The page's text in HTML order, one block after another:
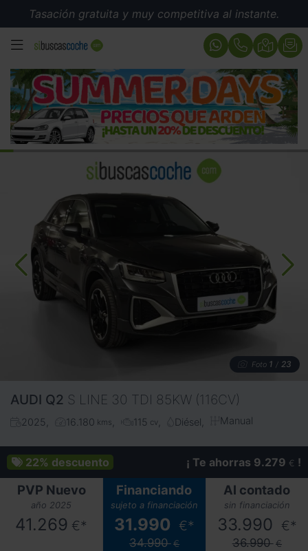
Tasación gratuita y muy competitiva al instante.
MENÚ
Foto 1 / 23
AUDI Q2 S LINE 30 TDI 85KW (116CV)
2025 16.180 kms 115 cv Diésel Manual
22% descuento ¡ Te ahorras 9.279 € !
PVP Nuevo
año 2025
41.269 €*
Financiando
sujeto a financiación
31.990 €*
34.990 €
Al contado
sin financiación
33.990 €*
36.990 €